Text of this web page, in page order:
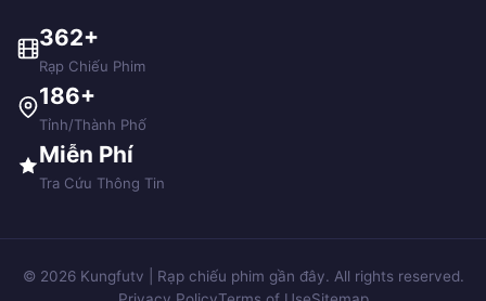
362+
Rạp Chiếu Phim
186+
Tỉnh/Thành Phố
Miễn Phí
Tra Cứu Thông Tin
© 2026 Kungfutv | Rạp chiếu phim gần đây. All rights reserved.